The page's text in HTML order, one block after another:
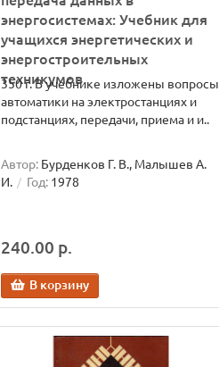
энергосистемах: Учебник для
учащихся энергетических и
энергостроительных
техникумов
350 г. В учебнике изложены вопросы
автоматики на электростанциях и
подстанциях, передачи, приема и и..
Автор: Бурденков Г. В., Малышев А.
И.
Год: 1978
240.00 р.
В корзину